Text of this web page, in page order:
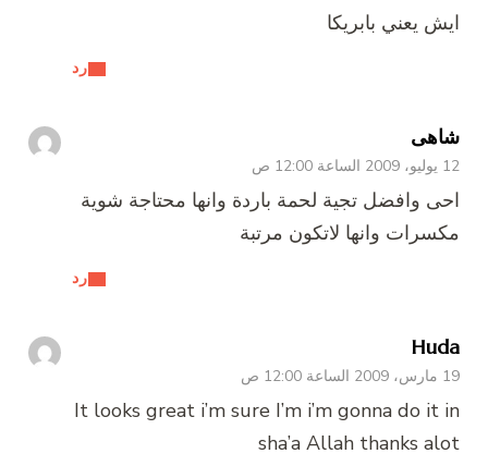
رد
ايش يعني بابريكا
شاهى
12 يوليو، 2009 الساعة 12:00 ص
رد
احى وافضل تجية لحمة باردة وانها محتاجة شوية
مكسرات وانها لاتكون مرتبة
Huda
19 مارس، 2009 الساعة 12:00 ص
It looks great i’m sure I’m i’m gonna do it in
sha’a Allah thanks alot